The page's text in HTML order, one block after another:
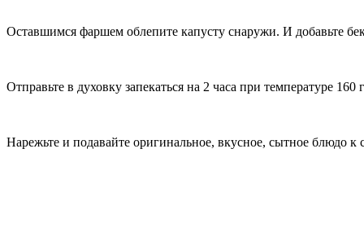
Оставшимся фаршем облепите капусту снаружи. И добавьте
Отправьте в духовку запекаться на 2 часа при температуре 160
Нарежьте и подавайте оригинальное, вкусное, сытное блюдо к